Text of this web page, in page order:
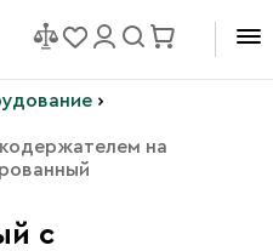
›
на
с